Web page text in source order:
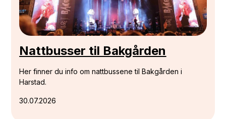
30.07.2026
Nattbusser til Bakgården
Her finner du info om nattbussene til Bakgården i
Harstad.